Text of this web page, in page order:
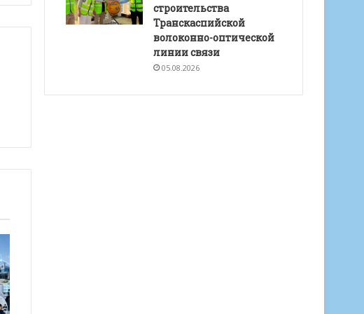
строительства
Транскаспийской
волоконно-оптической
линии связи
05.08.2026